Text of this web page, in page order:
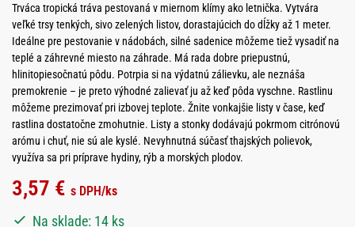
Trváca tropická tráva pestovaná v miernom klímy ako letnička. Vytvára
veľké trsy tenkých, sivo zelených listov, dorastajúcich do dĺžky až 1 meter.
Ideálne pre pestovanie v nádobách, silné sadenice môžeme tiež vysadiť na
teplé a záhrevné miesto na záhrade. Má rada dobre priepustnú,
hlinitopiesočnatú pôdu. Potrpia si na výdatnú zálievku, ale neznáša
premokrenie – je preto výhodné zalievať ju až keď pôda vyschne. Rastlinu
môžeme prezimovať pri izbovej teplote. Žnite vonkajšie listy v čase, keď
rastlina dostatočne zmohutnie. Listy a stonky dodávajú pokrmom citrónovú
arómu i chuť, nie sú ale kyslé. Nevyhnutná súčasť thajských polievok,
využíva sa pri príprave hydiny, rýb a morských plodov.
3,57 € s DPH/ks
Na sklade: 14 ks